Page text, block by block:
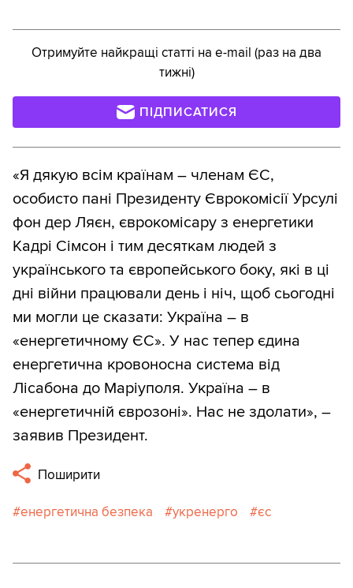
Отримуйте найкращі статті на e-mail (раз на два
тижні)
ПІДПИСАТИСЯ
«Я дякую всім країнам – членам ЄС,
особисто пані Президенту Єврокомісії Урсулі
фон дер Ляєн, єврокомісару з енергетики
Кадрі Сімсон і тим десяткам людей з
українського та європейського боку, які в ці
дні війни працювали день і ніч, щоб сьогодні
ми могли це сказати: Україна – в
«енергетичному ЄС». У нас тепер єдина
енергетична кровоносна система від
Лісабона до Маріуполя. Україна – в
«енергетичній єврозоні». Нас не здолати», –
заявив Президент.
Поширити
енергетична безпека укренерго єс